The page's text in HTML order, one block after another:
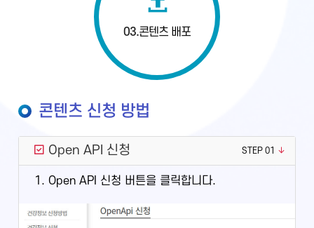
03.콘텐츠 배포
콘텐츠 신청 방법
Open API 신청 STEP 01
1. Open API 신청 버튼을 클릭합니다.